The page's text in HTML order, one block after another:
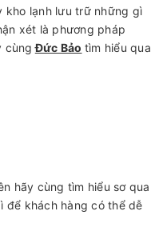
kho lạnh lưu trữ những gì
xét là phương pháp
cùng Đức Bảo tìm hiểu qua
hãy cùng tìm hiểu sơ qua
để khách hàng có thể dễ